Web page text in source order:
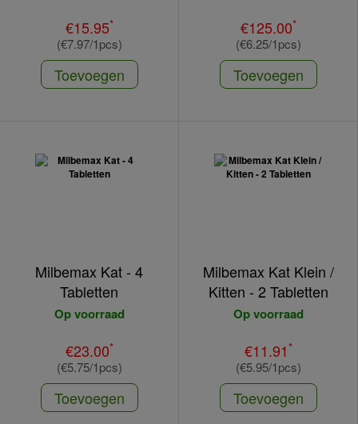
€15.95*
(€7.97/1pcs)
Toevoegen
€125.00*
(€6.25/1pcs)
Toevoegen
Milbemax Kat - 4
Tabletten
Op voorraad
€23.00*
(€5.75/1pcs)
Toevoegen
Milbemax Kat Klein /
Kitten - 2 Tabletten
Op voorraad
€11.91*
(€5.95/1pcs)
Toevoegen